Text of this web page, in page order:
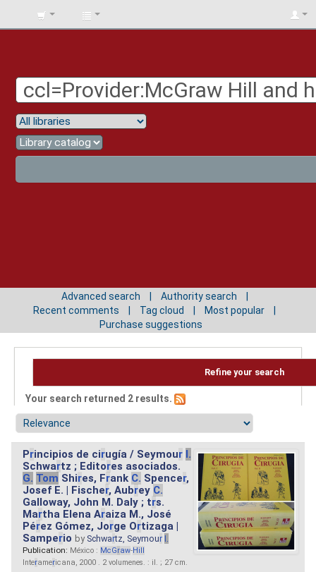
BIBLIOTECA
Advanced search
Authority search
Recent comments
Tag cloud
Most popular
Purchase suggestions
Refine your search
Your search returned 2 results.
Principios de cirugía / Seymour I.
Schwartz ; Editores asociados.
G. Tom Shires, Frank C. Spencer,
Josef E. | Fischer, Aubrey C.
Galloway, John M. Daly ; trs.
Martha Elena Araiza M., José
Pérez Gómez, Jorge Ortizaga |
Samperio by Schwartz, Seymour I.
Publication: México : McGraw-Hill
Interamericana, 2000 . 2 volumenes. : il. ; 27 cm.